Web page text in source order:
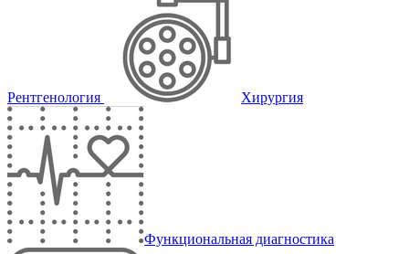
Рентгенология Хирургия
Функциональная диагностика